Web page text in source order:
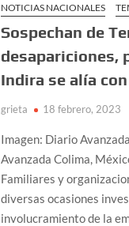
NOTICIAS NACIONALES
Sospechan de
desapariciones,
Indira se alía
grieta 18 febrero, 2023
Imagen: Diario
Avanzada Colima,
Familiares y
diversas ocasiones
involucramiento de la